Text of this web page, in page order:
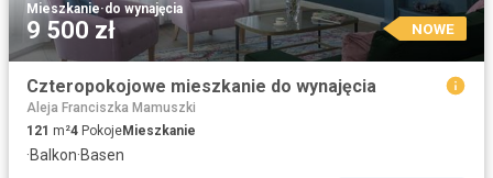
Mieszkanie·do wynajęcia
9 500 zł NOWE
Czteropokojowe mieszkanie do wynajęcia
Aleja Franciszka Mamuszki
121 m²4 PokojeMieszkanie
·Balkon·Basen